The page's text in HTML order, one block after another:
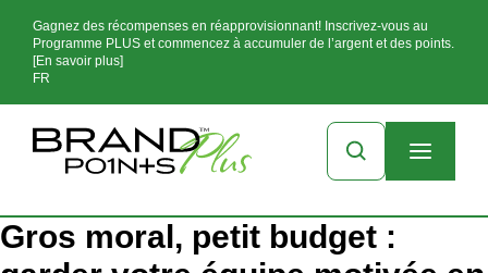
Gagnez des récompenses en réapprovisionnant! Inscrivez-vous au
Programme PLUS et commencez à accumuler de l’argent et des points.
[En savoir plus]
FR
Gros moral, petit budget :